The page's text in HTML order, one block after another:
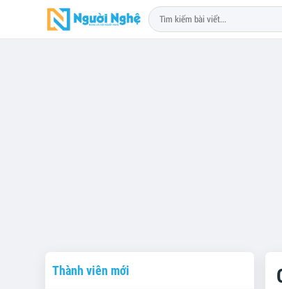
Thành viên mới